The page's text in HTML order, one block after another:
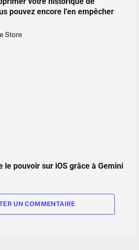
pouvez encore l’en empêcher
le pouvoir sur iOS grâce à Gemini
UN COMMENTAIRE